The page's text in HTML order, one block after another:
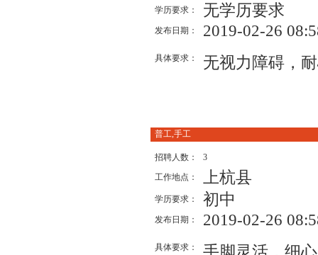
学历要求： 无学历要求
发布日期： 2019-02-26
具体要求： 无视力障碍，
普工,手工
招聘人数：
3
工作地点：
上杭县
学历要求： 初中
发布日期： 2019-02-26
具体要求：